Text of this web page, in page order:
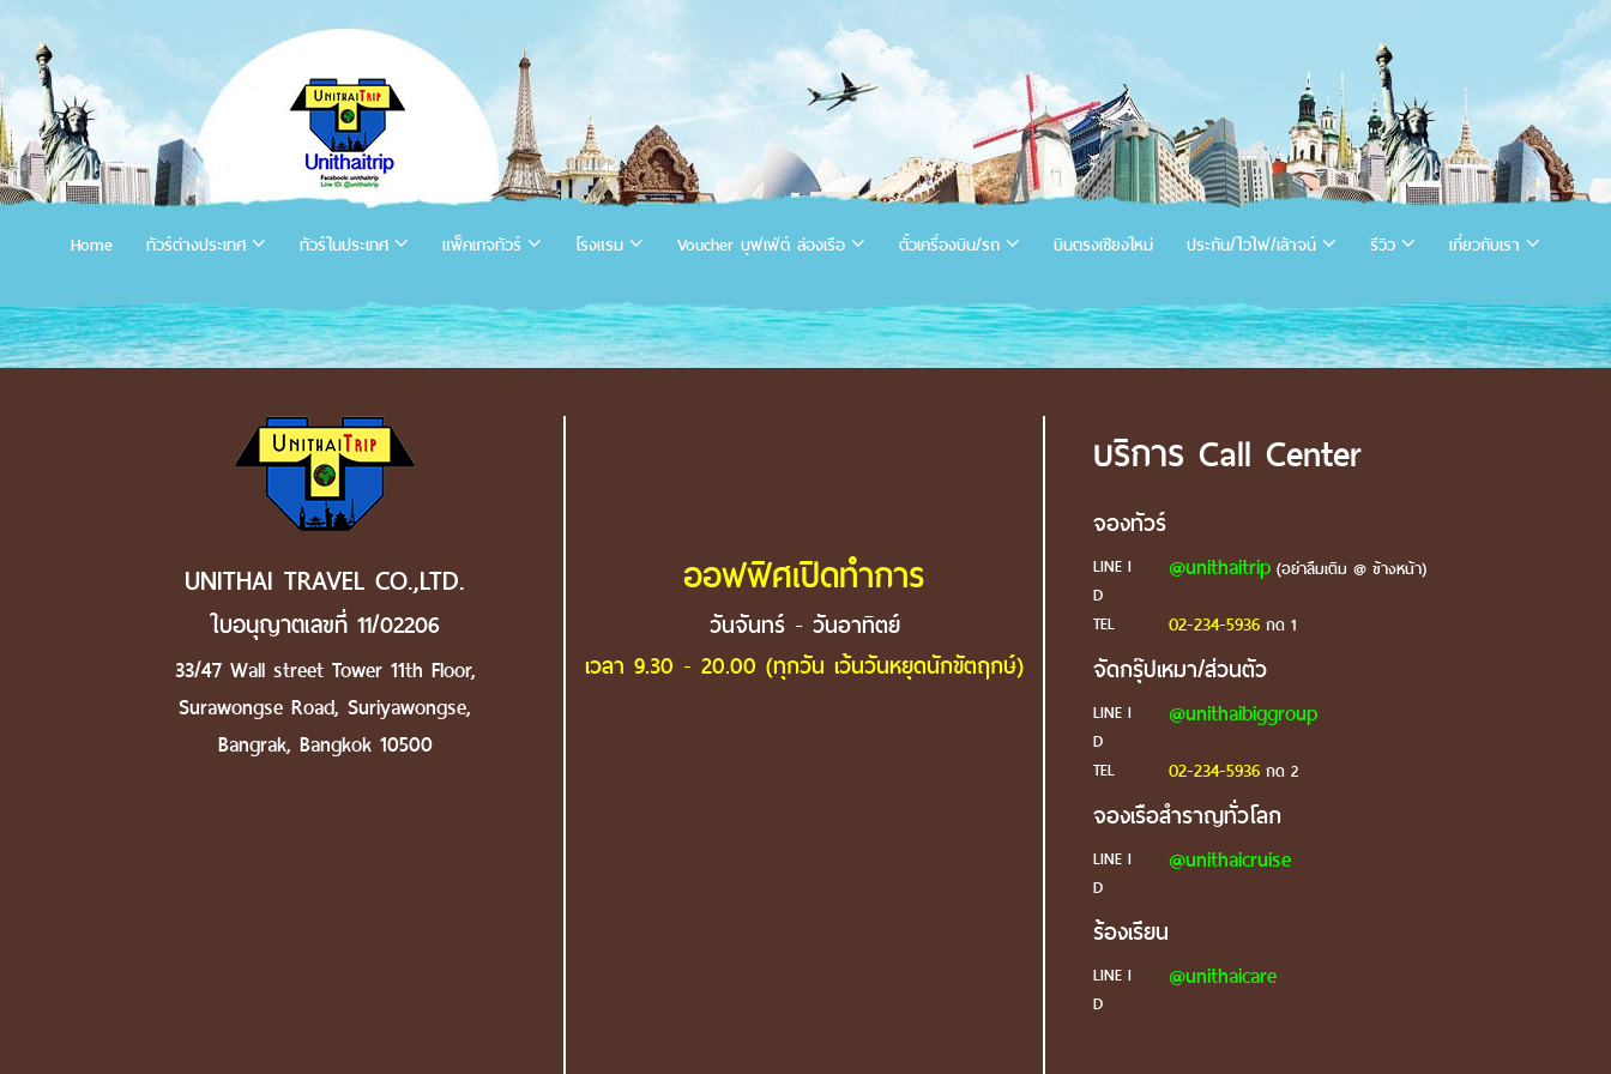
Home ทัวร์ต่างประเทศ ทัวร์ในประเทศ แพ็คเกจทัวร์ โรงแรม Voucher บุฟเฟ่ต์ ล่องเรือ ตั๋วเครื่องบิน/รถ บินตรงเชียงใหม่ ประกัน/ไวไฟ/เล้าจน์ รีวิว เกี่ยวกับเรา
UNITHAI TRAVEL CO.,LTD.
ใบอนุญาตเลขที่ 11/02206
33/47 Wall street Tower 11th Floor,
Surawongse Road, Suriyawongse,
Bangrak, Bangkok 10500
ออฟฟิศเปิดทำการ
วันจันทร์ - วันอาทิตย์
เวลา 9.30 - 20.00 (ทุกวัน เว้นวันหยุดนักขัตฤกษ์)
บริการ Call Center
จองทัวร์
LINE I
D
@unithaitrip(อย่าลืมเติม @ ข้างหน้า)
TEL 02-234-5936กด 1
จัดกรุ๊ปเหมา/ส่วนตัว
LINE I
D
@unithaibiggroup
TEL 02-234-5936กด 2
จองเรือสำราญทั่วโลก
LINE I
D
@unithaicruise
ร้องเรียน
LINE I
D
@unithaicare